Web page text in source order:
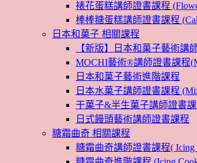
裱花蛋糕講師證書課程
棒棒糖蛋糕講師證書課程
日本和菓子 相關課程
【新版】日本和菓子藝術講
MOCHI藝術®講師證書課程
日本和菓子藝術進階課程
日本水菓子講師證書課程
干菓子&半生菓子講師證書課
日式饅頭藝術講師證書課程
糖霜曲奇 相關課程
糖霜曲奇講師證書課程( Icing